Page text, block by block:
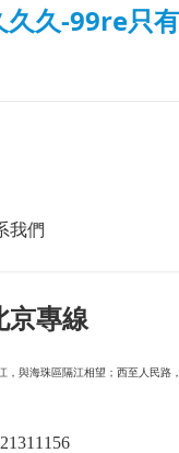
久-99re只
我們
京專線
與海珠區隔江相望；西至人民路